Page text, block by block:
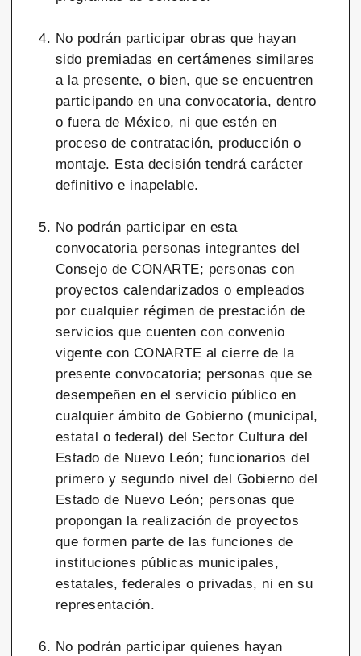
No podrán participar obras que hayan
sido premiadas en certámenes similares
a la presente, o bien, que se encuentren
participando en una convocatoria, dentro
o fuera de México, ni que estén en
proceso de contratación, producción o
montaje. Esta decisión tendrá carácter
definitivo e inapelable.
No podrán participar en esta
convocatoria personas integrantes del
Consejo de CONARTE; personas con
proyectos calendarizados o empleados
por cualquier régimen de prestación de
servicios que cuenten con convenio
vigente con CONARTE al cierre de la
presente convocatoria; personas que se
desempeñen en el servicio público en
cualquier ámbito de Gobierno (municipal,
estatal o federal) del Sector Cultura del
Estado de Nuevo León; funcionarios del
primero y segundo nivel del Gobierno del
Estado de Nuevo León; personas que
propongan la realización de proyectos
que formen parte de las funciones de
instituciones públicas municipales,
estatales, federales o privadas, ni en su
representación.
No podrán participar quienes hayan